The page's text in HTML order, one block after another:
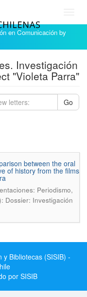
en Comunicación by
Investigación
"Violeta Parra"
Go
between the oral
of history from the films
Periodismo,
Dossier: Investigación
y Bibliotecas (SISIB) -
por SISIB